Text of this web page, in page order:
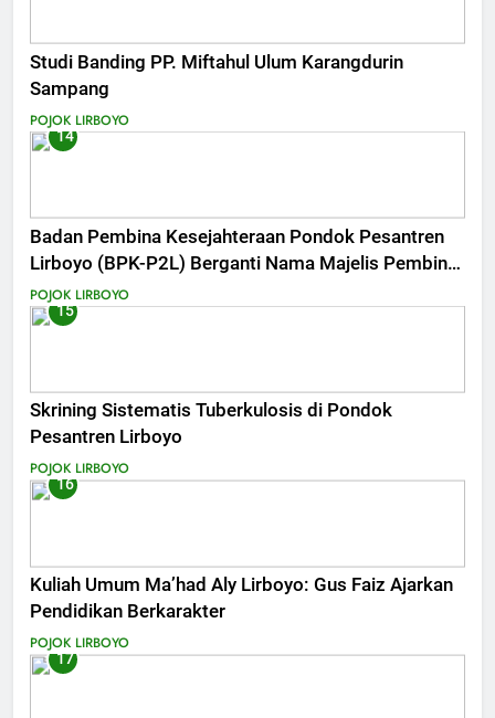
Studi Banding PP. Miftahul Ulum Karangdurin
Sampang
POJOK LIRBOYO
14
Badan Pembina Kesejahteraan Pondok Pesantren
Lirboyo (BPK-P2L) Berganti Nama Majelis Pembina
Pondok Pesantren Lirboyo (MP-P2L).
POJOK LIRBOYO
15
Skrining Sistematis Tuberkulosis di Pondok
Pesantren Lirboyo
POJOK LIRBOYO
16
Kuliah Umum Ma’had Aly Lirboyo: Gus Faiz Ajarkan
Pendidikan Berkarakter
POJOK LIRBOYO
17